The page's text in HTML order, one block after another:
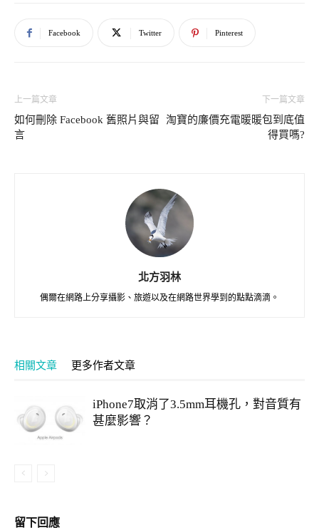
Facebook Twitter Pinterest
上一篇文章
如何刪除 Facebook 舊照片與留
言
下一篇文章
淘寶的廉價充電暖暖包到底值
得買嗎?
北方羽林
偶爾在網路上分享攝影、旅遊以及在網路世界學到的點點滴滴。
相關文章 更多作者文章
iPhone7取消了3.5mm耳機孔，對音質有
甚麼影響？
留下回應